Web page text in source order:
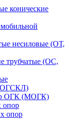
конические
несиловые (ОТ,
трубчатые (ОС,
ОГСКЛ)
ОГК (МОГК)
опор
опор